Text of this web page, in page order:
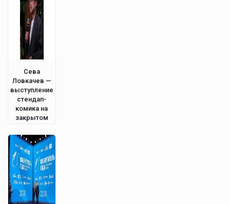
Сева
Ловкачев —
выступление
стендап-
комика на
закрытом
в Питере.